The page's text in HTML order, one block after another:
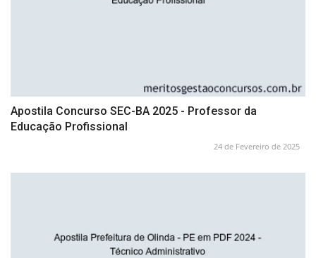
Apostila Concurso SEC-BA 2025 - Professor da
Educação Profissional
24 de Fevereiro de 2025